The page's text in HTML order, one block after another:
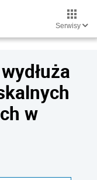
Serwisy
w